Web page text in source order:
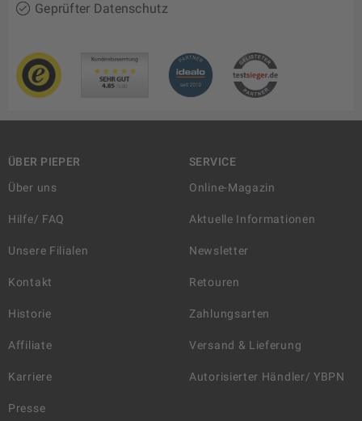
Geprüfter Datenschutz
ÜBER PIEPER
Über uns
Hilfe/ FAQ
Unsere Filialen
Kontakt
Historie
Affiliate
Karriere
Presse
SERVICE
Online-Magazin
Aktuelle Informationen
Newsletter
Retouren
Zahlungsarten
Versand & Lieferung
Autorisierter Händler/ YBPN